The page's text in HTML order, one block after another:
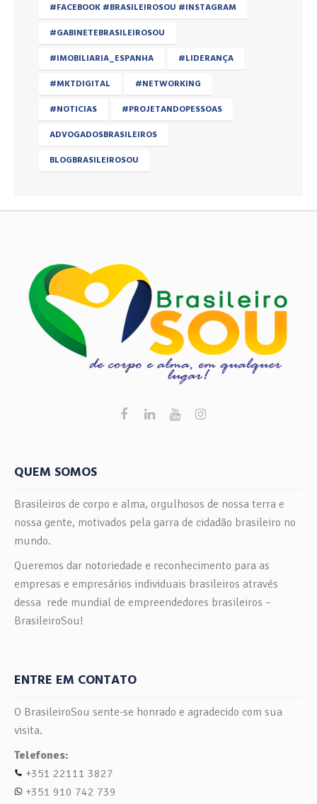
#FACEBOOK #BRASILEIROSOU #INSTAGRAM
#GABINETEBRASILEIROSOU
#IMOBILIARIA_ESPANHA
#LIDERANÇA
#MKTDIGITAL
#NETWORKING
#NOTICIAS
#PROJETANDOPESSOAS
ADVOGADOSBRASILEIROS
BLOGBRASILEIROSOU
QUEM SOMOS
Brasileiros de corpo e alma, orgulhosos de nossa terra e
nossa gente, motivados pela garra de cidadão brasileiro no
mundo.
Queremos dar notoriedade e reconhecimento para as
empresas e empresários individuais brasileiros através
dessa rede mundial de empreendedores brasileiros –
BrasileiroSou!
ENTRE EM CONTATO
O BrasileiroSou sente-se honrado e agradecido com sua
visita.
Telefones:
+351 22111 3827
+351 910 742 739